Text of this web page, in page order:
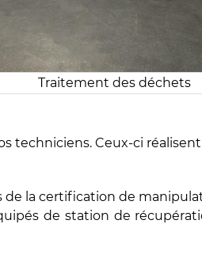
Traitement des déchets
techniciens. Ceux-ci
de la certification de
de station de